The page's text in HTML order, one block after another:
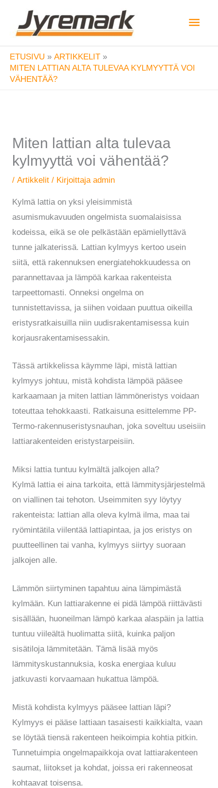
sisältöön
ETUSIVU
ARTIKKELIT
MITEN LATTIAN ALTA TULEVAA KYLMYYTTÄ VOI
VÄHENTÄÄ?
Miten lattian alta tulevaa
kylmyyttä voi vähentää?
/Artikkelit / Kirjoittajaadmin
Kylmä lattia on yksi yleisimmistä
asumismukavuuden ongelmista suomalaisissa
kodeissa, eikä se ole pelkästään epämiellyttävä
tunne jalkaterissä. Lattian kylmyys kertoo usein
siitä, että rakennuksen energiatehokkuudessa on
parannettavaa ja lämpöä karkaa rakenteista
tarpeettomasti. Onneksi ongelma on
tunnistettavissa, ja siihen voidaan puuttua oikeilla
eristysratkaisuilla niin uudisrakentamisessa kuin
korjausrakentamisessakin.
Tässä artikkelissa käymme läpi, mistä lattian
kylmyys johtuu, mistä kohdista lämpöä pääsee
karkaamaan ja miten lattian lämmöneristys voidaan
toteuttaa tehokkaasti. Ratkaisuna esittelemme PP-
Termo-rakennuseristysnauhan, joka soveltuu useisiin
lattiarakenteiden eristystarpeisiin.
Miksi lattia tuntuu kylmältä jalkojen alla?
Kylmä lattia ei aina tarkoita, että lämmitysjärjestelmä
on viallinen tai tehoton. Useimmiten syy löytyy
rakenteista: lattian alla oleva kylmä ilma, maa tai
ryömintätila viilentää lattiapintaa, ja jos eristys on
puutteellinen tai vanha, kylmyys siirtyy suoraan
jalkojen alle.
Lämmön siirtyminen tapahtuu aina lämpimästä
kylmään. Kun lattiarakenne ei pidä lämpöä riittävästi
sisällään, huoneilman lämpö karkaa alaspäin ja lattia
tuntuu viileältä huolimatta siitä, kuinka paljon
sisätiloja lämmitetään. Tämä lisää myös
lämmityskustannuksia, koska energiaa kuluu
jatkuvasti korvaamaan hukattua lämpöä.
Mistä kohdista kylmyys pääsee lattian läpi?
Kylmyys ei pääse lattiaan tasaisesti kaikkialta, vaan
se löytää tiensä rakenteen heikoimpia kohtia pitkin.
Tunnetuimpia ongelmapaikkoja ovat lattiarakenteen
saumat, liitokset ja kohdat, joissa eri rakenneosat
kohtaavat toisensa.